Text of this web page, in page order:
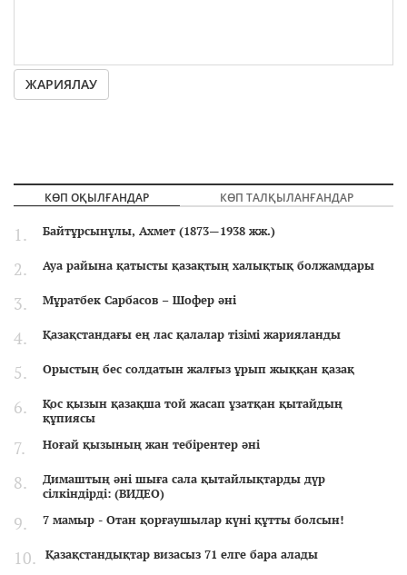
ЖАРИЯЛАУ
КӨП ОҚЫЛҒАНДАР КӨП ТАЛҚЫЛАНҒАНДАР
Байтұрсынұлы, Ахмет (1873—1938 жж.)
Ауа райына қатысты қазақтың халықтық болжамдары
Мұратбек Сарбасов – Шофер әні
Қазақстандағы ең лас қалалар тізімі жарияланды
Орыстың бес солдатын жалғыз ұрып жыққан қазақ
Қос қызын қазақша той жасап ұзатқан қытайдың
құпиясы
Ноғай қызының жан тебірентер әні
Димаштың әні шыға сала қытайлықтарды дүр
сілкіндірді: (ВИДЕО)
7 мамыр - Отан қорғаушылар күні құтты болсын!
Қазақстандықтар визасыз 71 елге бара алады